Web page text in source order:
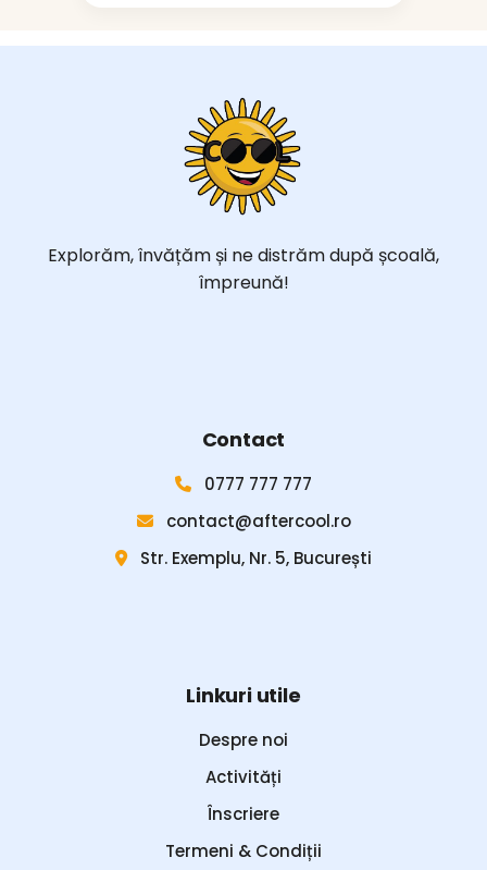
Explorăm, învățăm și ne distrăm după școală,
împreună!
Contact
0777 777 777
contact@aftercool.ro
Str. Exemplu, Nr. 5, București
Linkuri utile
Despre noi
Activități
Înscriere
Termeni & Condiții